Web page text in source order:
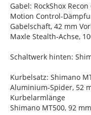
Gabel: RockShox
Motion Control-
Gabelschaft, 42 mm
Maxle Stealth-Achse,
Schaltwerk hinten:
Kurbelsatz: Shimano
Aluminium-Spider, 52
Kurbelarmlänge
Shimano MT500, 92